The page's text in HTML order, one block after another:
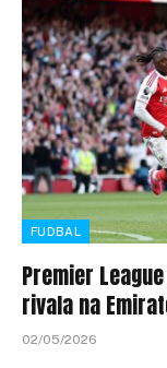
FUDBAL
Premier
rivala na
02/05/2026